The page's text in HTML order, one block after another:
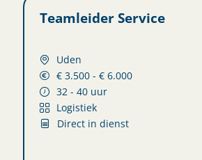
Teamleider Service
Uden
€ 3.500 - € 6.000
32 - 40 uur
Logistiek
Direct in dienst